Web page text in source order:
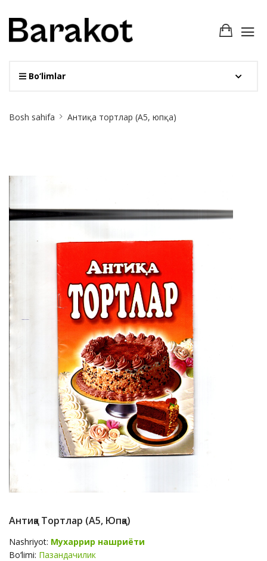
Bo‘limlar
Breadcrumb
Bosh sahifa Антиқа тортлар (А5, юпқа)
Антиқа Тортлар (А5, Юпқа)
Nashriyot: Мухаррир нашриёти
Bo‘limi: Пазандачилик